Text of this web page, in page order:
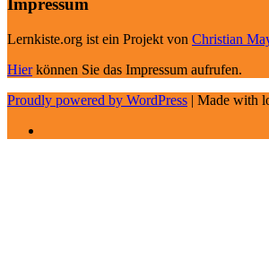
Impressum
Lernkiste.org ist ein Projekt von Christian
Hierkönnen Sie das Impressum aufrufen.
Proudly powered by WordPress | Made with